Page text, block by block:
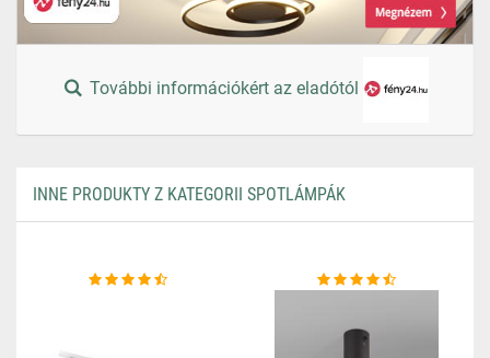
További információkért az eladótól
INNE PRODUKTY Z KATEGORII SPOTLÁMPÁK